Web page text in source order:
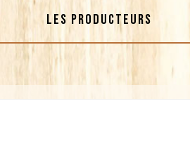
LES PRODUCTEURS